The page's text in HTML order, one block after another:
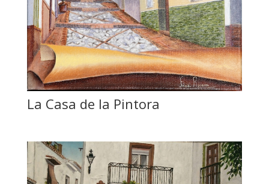
La Casa de la Pintora